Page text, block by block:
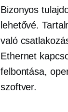
Bizonyos
lehetővé.
való
Ethernet
felbontása,
szoftver.